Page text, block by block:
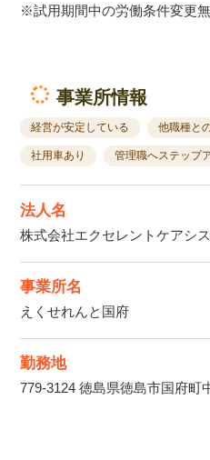
※試用期間中の労働条件変更
事業所情報
経営が安定している 他職種と
社用車あり 管理職へステップ
法人名
株式会社エクセレントケアシ
事業所名
えくせれんと国府
勤務地
779-3124 徳島県徳島市国府町